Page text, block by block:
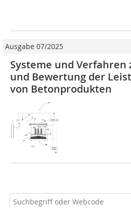
Ausgabe 07/2025
Systeme und
und Bewertung der
von Betonprodukten